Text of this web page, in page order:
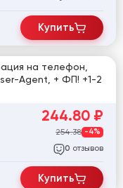
Купить
на телефон,
Agent, + ФП! +1-2
244.80 ₽
254.38 -4%
0 отзывов
Купить